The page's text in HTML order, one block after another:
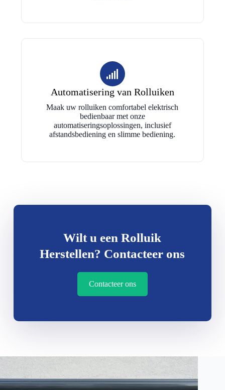
Automatisering van Rolluiken
Maak uw rolluiken comfortabel elektrisch
bedienbaar met onze
automatiseringsoplossingen, inclusief
afstandsbediening en slimme bediening.
Wilt u een Rolluik
Herstellen? Contacteer ons
Contacteer ons